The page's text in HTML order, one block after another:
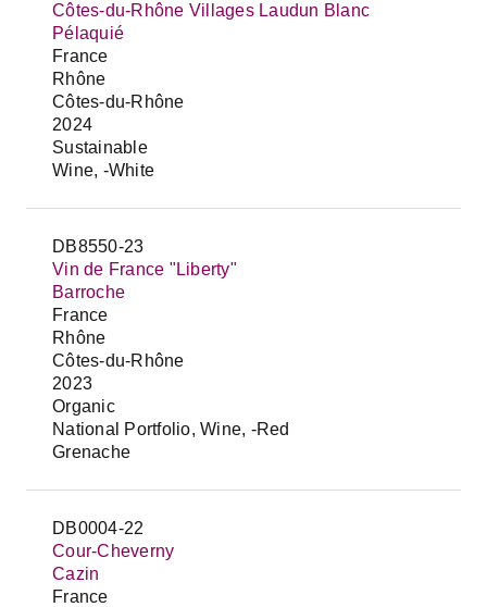
Côtes-du-Rhône Villages Laudun Blanc
Pélaquié
France
Rhône
Côtes-du-Rhône
2024
Sustainable
Wine, -White
DB8550-23
Vin de France "Liberty"
Barroche
France
Rhône
Côtes-du-Rhône
2023
Organic
National Portfolio, Wine, -Red
Grenache
DB0004-22
Cour-Cheverny
Cazin
France